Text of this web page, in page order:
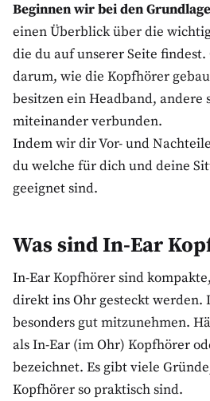
Beginnen wir bei den
einen Überblick über die
die du auf unserer Seite
darum, wie die Kopfhörer
besitzen ein Headband, andere
miteinander verbunden.
Indem wir dir Vor- und
du welche für dich und deine
geeignet sind.
Was sind In-Ear
In-Ear Kopfhörer sind
direkt ins Ohr gesteckt werden.
besonders gut mitzunehmen.
als In-Ear (im Ohr) Kopfhörer
bezeichnet. Es gibt viele
Kopfhörer so praktisch sind.